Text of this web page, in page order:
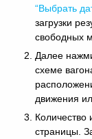
“Выбрать
загрузки
свободных
Далее
схеме
движения
Количество
страницы.